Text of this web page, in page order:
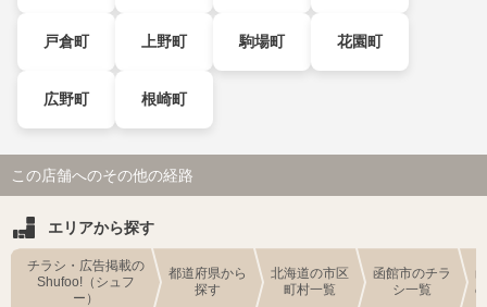
戸倉町 上野町 駒場町 花園町
広野町 根崎町
この店舗へのその他の経路
エリアから探す
チラシ・広告掲載の
Shufoo!（シュフ
ー）
都道府県から
探す
北海道の市区
町村一覧
函館市のチラ
シ一覧